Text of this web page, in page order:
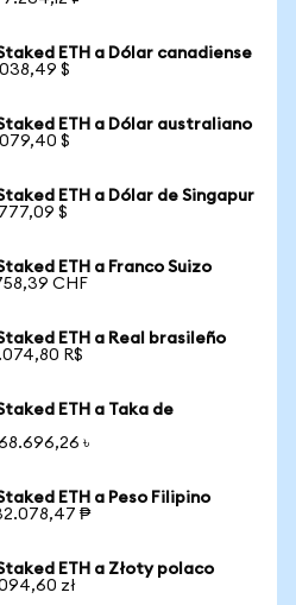
ETH a Dólar canadiense
$
ETH a Dólar australiano
$
ETH a Dólar de Singapur
$
ETH a Franco Suizo
CHF
ETH a Real brasileño
R$
ETH a Taka de
৳
ETH a Peso Filipino
₱
ETH a Złoty polaco
zł